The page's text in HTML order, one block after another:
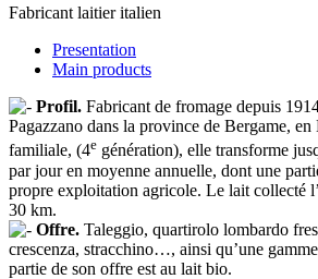
Fabricant laitier italien
Presentation
Main products
Profil. Fabricant de fromage depuis
Pagazzano dans la province de Bergame,
familiale, (4e génération), elle transforme
par jour en moyenne annuelle, dont une
propre exploitation agricole. Le lait collecté
30 km.
Offre. Taleggio, quartirolo lombardo
crescenza, stracchino…, ainsi qu’une
partie de son offre est au lait bio.